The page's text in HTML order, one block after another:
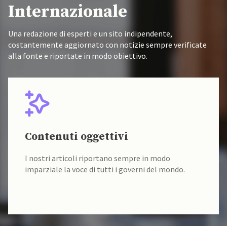
Internazionale
Una redazione di esperti e un sito indipendente,
costantemente aggiornato con notizie sempre verificate
alla fonte e riportate in modo obiettivo.
Contenuti oggettivi
I nostri articoli riportano sempre in modo
imparziale la voce di tutti i governi del mondo.